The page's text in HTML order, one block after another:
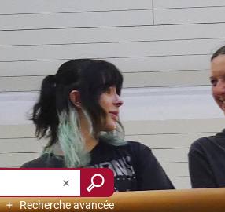
Recherche avancée